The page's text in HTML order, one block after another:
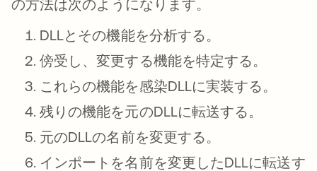
の方法は次のようになります。
DLLとその機能を分析する。
傍受し、変更する機能を特定する。
これらの機能を感染DLLに実装する。
残りの機能を元のDLLに転送する。
元のDLLの名前を変更する。
インポートを名前を変更したDLLに転送す